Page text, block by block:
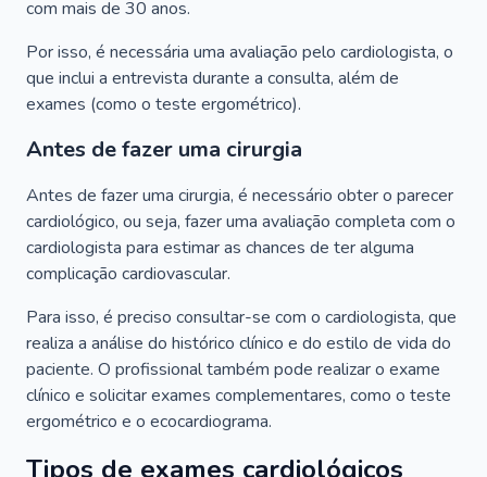
com mais de 30 anos.
Por isso, é necessária uma avaliação pelo cardiologista, o
que inclui a entrevista durante a consulta, além de
exames (como o teste ergométrico).
Antes de fazer uma cirurgia
Antes de fazer uma cirurgia, é necessário obter o parecer
cardiológico, ou seja, fazer uma avaliação completa com o
cardiologista para estimar as chances de ter alguma
complicação cardiovascular.
Para isso, é preciso consultar-se com o cardiologista, que
realiza a análise do histórico clínico e do estilo de vida do
paciente. O profissional também pode realizar o exame
clínico e solicitar exames complementares, como o teste
ergométrico e o ecocardiograma.
Tipos de exames cardiológicos